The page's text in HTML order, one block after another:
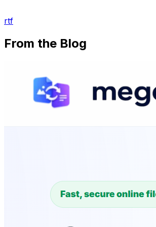
rtf
From the Blog